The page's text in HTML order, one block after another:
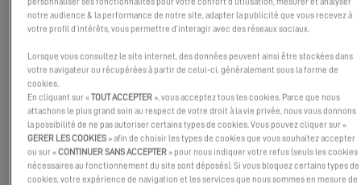
Rejoignez-nous à Tahiti !
Excess Catamarans et son concessionnaire Sail Tahiti vous
invitent à participer à l’Excess Tahiti Owner Rendez-vous le 15
novembre 2025.
Une journée placée sous le signe de la convivialité et du partage :
navigation, initiation à la pirogue polynésienne, régate amicale
et cocktail au coucher du soleil dans le lagon de Papeete.
notre audience & la performance de notre site, adapter la publicité que vous recevez à
votre profil d’intérêts, vous permettre d’interagir avec des réseaux sociaux.
Lorsque vous consultez le site internet, des données peuvent ainsi être stockées dans
votre navigateur ou récupérées à partir de celui-ci, généralement sous la forme de
cookies.
En cliquant sur «TOUT ACCEPTER », vous acceptez tous les cookies. Parce que nous
attachons le plus grand soin au respect de votre droit à la vie privée, nous vous donnons
la possibilité de ne pas autoriser certains types de cookies. Vous pouvez cliquer sur «
GERER LES COOKIES » afin de choisir les types de cookies que vous souhaitez accepter
ou sur «CONTINUER SANS ACCEPTER » pour nous indiquer votre refus (seuls les cookies
nécessaires au fonctionnement du site sont déposés). Si vous bloquez certains types de
cookies, votre expérience de navigation et les services que nous sommes en mesure de